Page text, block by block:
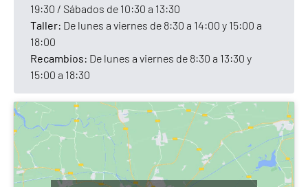
NEUMÁTICOS Y LLANTAS
Neumático delantero
19 57P (con cámara)
Neumático trasero
18 62P (con cámara)
PRESIÓN DE NEUMÁTICOS
Delantero 32 psi
19:30 / Sábados de 10:30 a 13:30
Taller: De lunes a viernes de 8:30 a 14:00 y 15:00 a
18:00
Recambios: De lunes a viernes de 8:30 a 13:30 y
15:00 a 18:30